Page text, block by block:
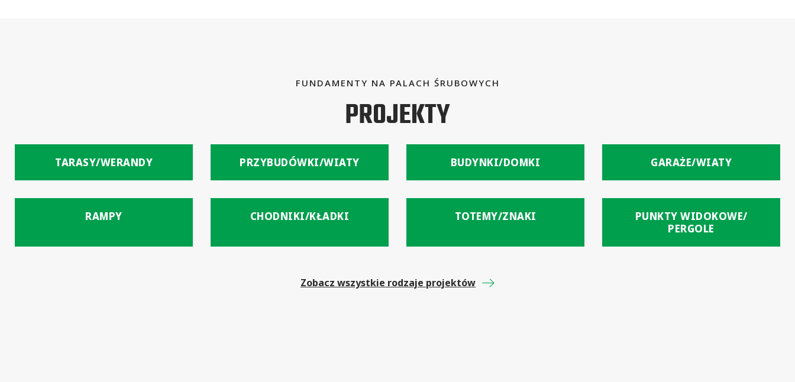
FUNDAMENTY NA PALACH ŚRUBOWYCH
PROJEKTY
TARASY/WERANDY PRZYBUDÓWKI/WIATY BUDYNKI/DOMKI GARAŻE/WIATY
RAMPY CHODNIKI/KŁADKI TOTEMY/ZNAKI
PUNKTY WIDOKOWE/
PERGOLE
Zobacz wszystkie rodzaje projektów